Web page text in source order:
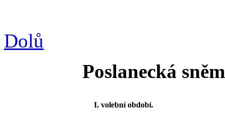
Dolů
Poslanecká
I. volební období.